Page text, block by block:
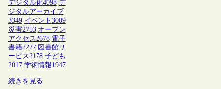
デジタル化4098 デ
ジタルアーカイブ
3349 イベント 3009
災害2753 オープン
アクセス2678 電子
書籍2227 図書館サ
ービス2178 子ども
2017 学術情報1947
続きを見る